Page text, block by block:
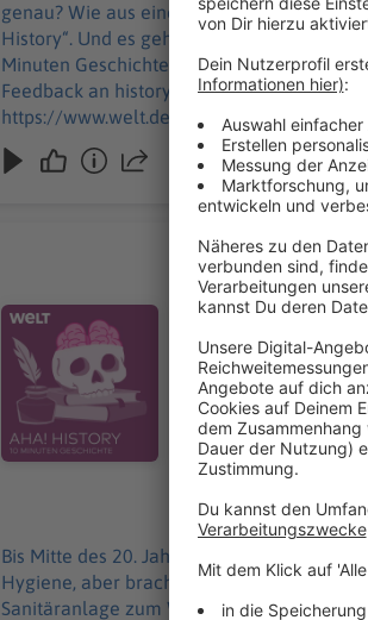
genau? Wie aus einer kleinen
History“. Und es geht um einen teuren
Minuten Geschichte" ist der neue History-Podcast
Feedback an history@welt.de. Produktion: Marvin Schwarz Host/Redaktion: Wim Orth Redaktion: Imke Rabiega Impressum:
https://www.welt.de/services/
https://www.welt.de/services/
Audiotitel - Wie öffentliche Bäder unsere
Wie öffentliche
Bis Mitte des 20.
Badehäuser
die Geschichte der Bäder
Geschichte" ist der
uns über Feedback an history@welt.de. Produktion:
Impressum: https://
https://www.welt.de/
02.01.2025 03:10 /
Bis Mitte des 20. Jahrhunderts hatten die
Hygiene, aber brachten auch die
Sanitäranlage zum Wellnesstempel. "Aha! History – Zehn Minuten Geschichte" ist der neue History-Podcast von WELT. Immer